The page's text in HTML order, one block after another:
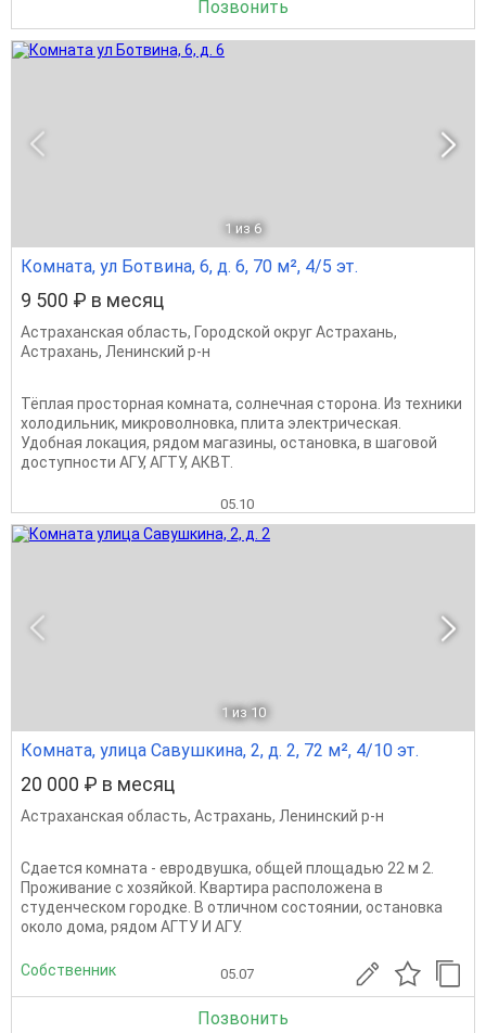
Позвонить
1 из 6
Комната, ул Ботвина, 6, д. 6, 70 м², 4/5 эт.
9 500 ₽ в месяц
Астраханская область, Городской округ Астрахань,
Астрахань, Ленинский р-н
Тёплая просторная комната, солнечная сторона. Из техники
холодильник, микроволновка, плита электрическая.
Удобная локация, рядом магазины, остановка, в шаговой
доступности АГУ, АГТУ, АКВТ.
05.10
1 из 10
Комната, улица Савушкина, 2, д. 2, 72 м², 4/10 эт.
20 000 ₽ в месяц
Астраханская область, Астрахань, Ленинский р-н
Сдается комната - евродвушка, общей площадью 22 м 2.
Проживание с хозяйкой. Квартира расположена в
студенческом городке. В отличном состоянии, остановка
около дома, рядом АГТУ И АГУ.
Собственник 05.07
Позвонить